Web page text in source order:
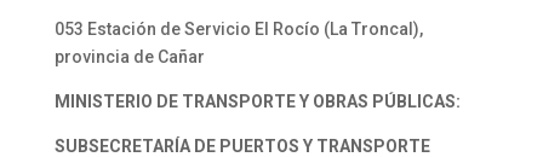
053 Estación de Servicio El Rocío (La Troncal),
provincia de Cañar
MINISTERIO DE TRANSPORTE Y OBRAS PÚBLICAS:
SUBSECRETARÍA DE PUERTOS Y TRANSPORTE